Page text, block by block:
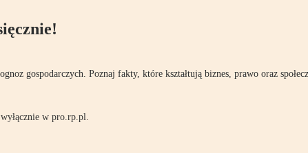
gospodarczych. Poznaj fakty, które kształtują biznes, prawo oraz
w pro.rp.pl.